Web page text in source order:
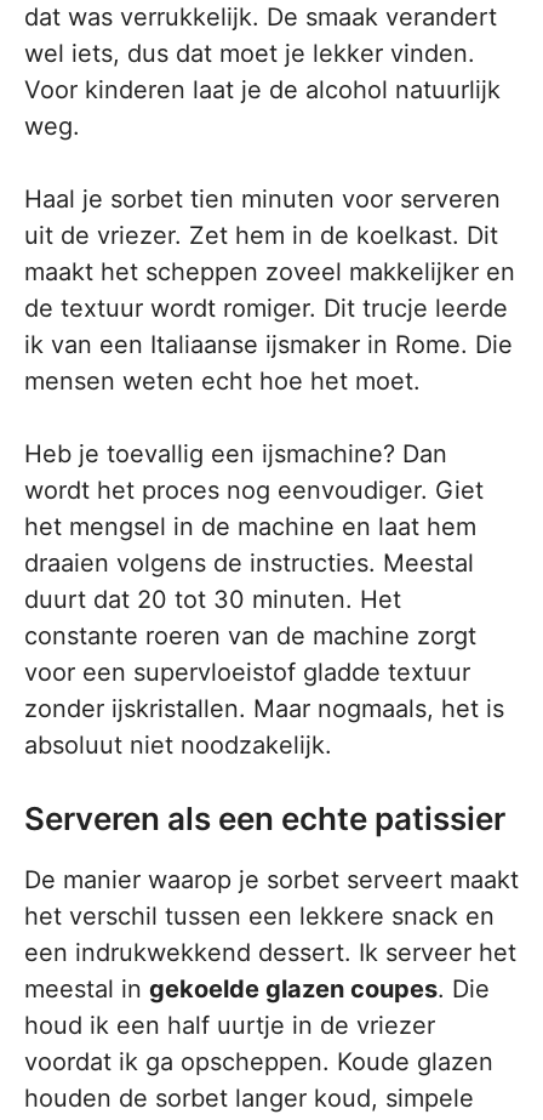
dat was verrukkelijk. De smaak verandert
wel iets, dus dat moet je lekker vinden.
Voor kinderen laat je de alcohol natuurlijk
weg.
Haal je sorbet tien minuten voor serveren
uit de vriezer. Zet hem in de koelkast. Dit
maakt het scheppen zoveel makkelijker en
de textuur wordt romiger. Dit trucje leerde
ik van een Italiaanse ijsmaker in Rome. Die
mensen weten echt hoe het moet.
Heb je toevallig een ijsmachine? Dan
wordt het proces nog eenvoudiger. Giet
het mengsel in de machine en laat hem
draaien volgens de instructies. Meestal
duurt dat 20 tot 30 minuten. Het
constante roeren van de machine zorgt
voor een supervloeistof gladde textuur
zonder ijskristallen. Maar nogmaals, het is
absoluut niet noodzakelijk.
Serveren als een echte patissier
De manier waarop je sorbet serveert maakt
het verschil tussen een lekkere snack en
een indrukwekkend dessert. Ik serveer het
meestal in gekoelde glazen coupes. Die
houd ik een half uurtje in de vriezer
voordat ik ga opscheppen. Koude glazen
houden de sorbet langer koud, simpele